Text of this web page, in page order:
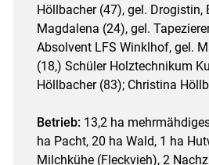
Höllbacher (47), gel. Drogistin,
Magdalena (24), gel.
Absolvent LFS Winklhof, gel.
(18,) Schüler Holztechnikum
Höllbacher (83); Christina
Betrieb: 13,2 ha
ha Pacht, 20 ha Wald, 1 ha
Milchkühe (Fleckvieh), 2